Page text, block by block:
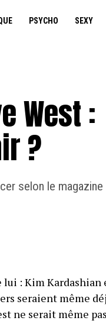
PSYCHO SEXY
West :
?
selon le magazine
lui : Kim Kardashian
seraient même
ne serait même